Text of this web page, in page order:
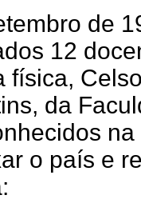
de
12
física,
da
o país e